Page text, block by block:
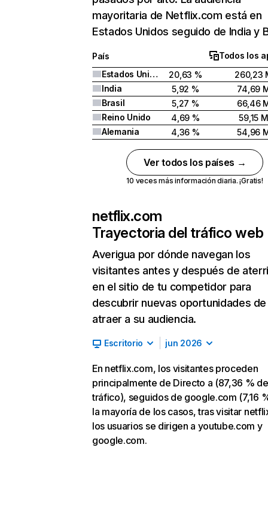
mayoritaria de Netflix.com está en
Estados Unidos seguido de India y
País
Todos los
Estados Unidos
20,63 %
260,23
India
5,92 %
74,69
Brasil
5,27 %
66,46
Reino Unido
4,69 %
59,15 M
Alemania
4,36 % 54,96
Ver todos los países →
10 veces más información diaria. ¡Gratis!
netflix.com
Trayectoria del tráfico web
Averigua por dónde navegan los
visitantes antes y después de
en el sitio de tu competidor para
descubrir nuevas oportunidades de
atraer a su audiencia.
Escritorio jun 2026
En netflix.com, los visitantes proceden
principalmente de Directo a (87,36 % de
tráfico), seguidos de google.com (7,16
la mayoría de los casos, tras visitar
los usuarios se dirigen a youtube.com y
google.com.